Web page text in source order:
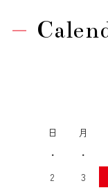
日 月
・
・
2
3